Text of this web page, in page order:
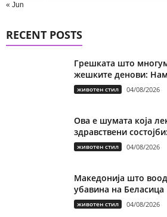
« Jun
RECENT POSTS
Грешката што
жешките денови:
животен стил 04/08/2026
Ова е шумата која
здравствени
животен стил 04/08/2026
Македонија што
убавина на Беласица
животен стил 04/08/2026